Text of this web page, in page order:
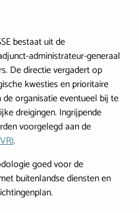
bestaat uit de
administrateur-generaal
De directie vergadert op
kwesties en prioritaire
organisatie eventueel bij te
dreigingen. Ingrijpende
voorgelegd aan de
.
goed voor de
buitenlandse diensten en